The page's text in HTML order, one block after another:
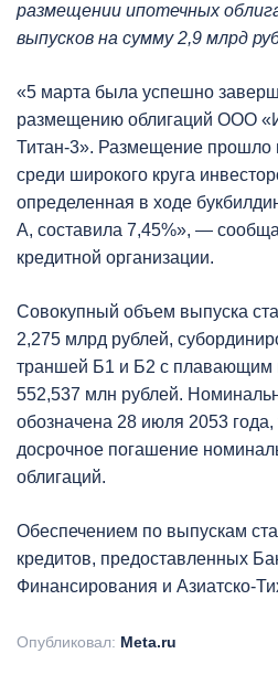
размещении ипотечных
выпусков на сумму 2,9 млрд
«5 марта была успешно
размещению облигаций ООО
Титан-3». Размещение прошло
среди широкого круга
определенная в ходе
А, составила 7,45%», —
кредитной организации.
Совокупный объем выпуска
2,275 млрд рублей,
траншей Б1 и Б2 с плавающим
552,537 млн рублей.
обозначена 28 июля 2053 года,
досрочное погашение
облигаций.
Обеспечением по выпускам
кредитов, предоставленных
Финансирования и Азиатско-
Опубликовал: Meta.ru